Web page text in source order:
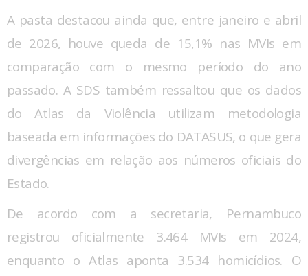
A pasta destacou ainda que, entre janeiro e abril
de 2026, houve queda de 15,1% nas MVIs em
comparação com o mesmo período do ano
passado. A SDS também ressaltou que os dados
do Atlas da Violência utilizam metodologia
baseada em informações do DATASUS, o que gera
divergências em relação aos números oficiais do
Estado.
De acordo com a secretaria, Pernambuco
registrou oficialmente 3.464 MVIs em 2024,
enquanto o Atlas aponta 3.534 homicídios. O